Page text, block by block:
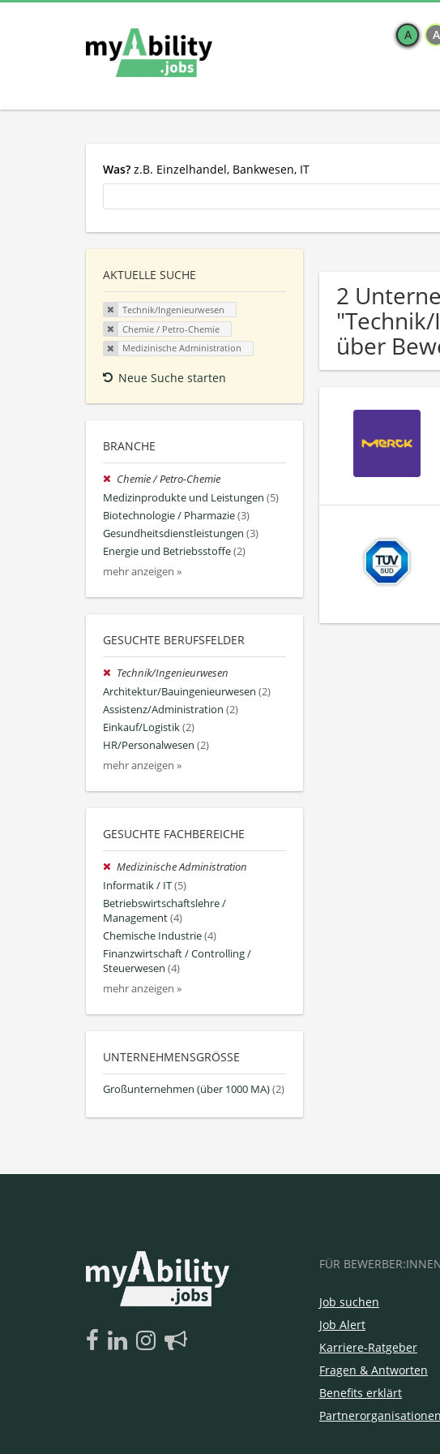
A A
Was? z.B. Einzelhandel, Bankwesen, IT
AKTUELLE SUCHE
Technik/Ingenieurwesen
Chemie / Petro-Chemie
Medizinische Administration
Neue Suche starten
BRANCHE
Chemie / Petro-Chemie
Medizinprodukte und Leistungen (5)
Biotechnologie / Pharmazie(3)
Gesundheitsdienstleistungen (3)
Energie und Betriebsstoffe(2)
mehr anzeigen »
GESUCHTE BERUFSFELDER
Technik/Ingenieurwesen
Architektur/Bauingenieurwesen (2)
Assistenz/Administration (2)
Einkauf/Logistik(2)
HR/Personalwesen (2)
mehr anzeigen »
GESUCHTE FACHBEREICHE
Medizinische Administration
Informatik / IT(5)
Betriebswirtschaftslehre /
Management(4)
Chemische Industrie(4)
Finanzwirtschaft / Controlling /
Steuerwesen (4)
mehr anzeigen »
UNTERNEHMENSGRÖSSE
Großunternehmen (über 1000 MA)(2)
2
über
FÜR
Job suchen
Job Alert
Karriere-Ratgeber
Fragen & Antworten
Benefits erklärt
Partnerorganisationen